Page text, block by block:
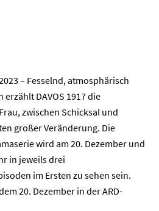
– Fesselnd, atmosphärisch
DAVOS 1917 die
zwischen Schicksal und
großer Veränderung. Die
wird am 20. Dezember und
in jeweils drei
im Ersten zu sehen sein.
20. Dezember in der ARD-